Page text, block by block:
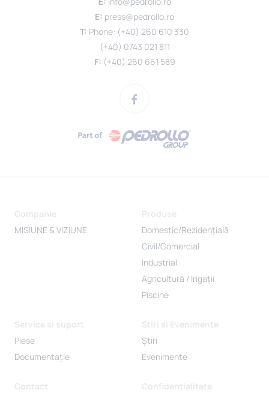
E: press@pedrollo.ro
T: Phone: (+40) 260 610 330
(+40) 0743 021 811
F: (+40) 260 661 589
MISIUNE & VIZIUNE
Domestic/Rezidențială
Civil/Comercial
Industrial
Agricultură / Irigații
Piscine
Piese
Documentație
Știri
Evenimente